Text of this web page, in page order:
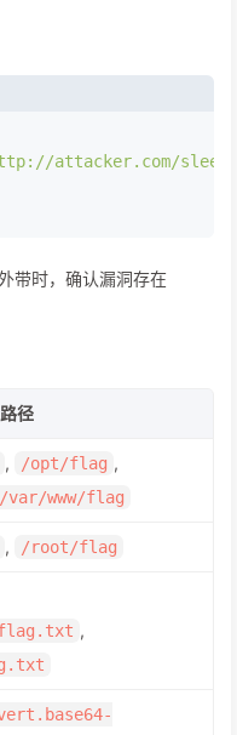
attacker.com/
带时，确认漏洞存在
路径
, /opt/flag ,
/var/www/flag
, /root/flag
,